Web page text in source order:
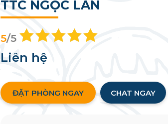
TTC NGỌC LAN
5/5
Liên hệ
ĐẶT PHÒNG NGAY CHAT NGAY